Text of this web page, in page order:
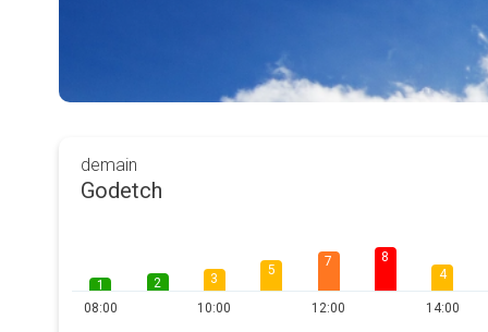
demain
Godetch
1
08:00
2
3
10:00
5
7
12:00
8
4
14:00